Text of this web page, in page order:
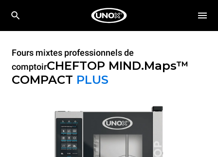
Fours mixtes professionnels de
comptoirCHEFTOP MIND.Maps™
COMPACT PLUS